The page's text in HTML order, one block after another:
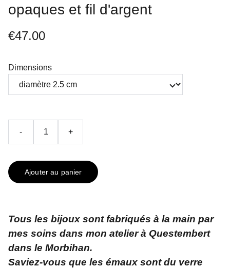
opaques et fil d'argent
€47.00
Dimensions
- +
Ajouter au panier
Tous les bijoux sont fabriqués à la main par
mes soins dans mon atelier à Questembert
dans le Morbihan.
Saviez-vous que les émaux sont du verre